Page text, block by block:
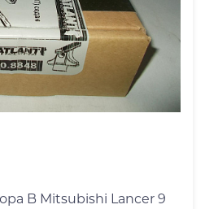
B Mitsubishi Lancer 9